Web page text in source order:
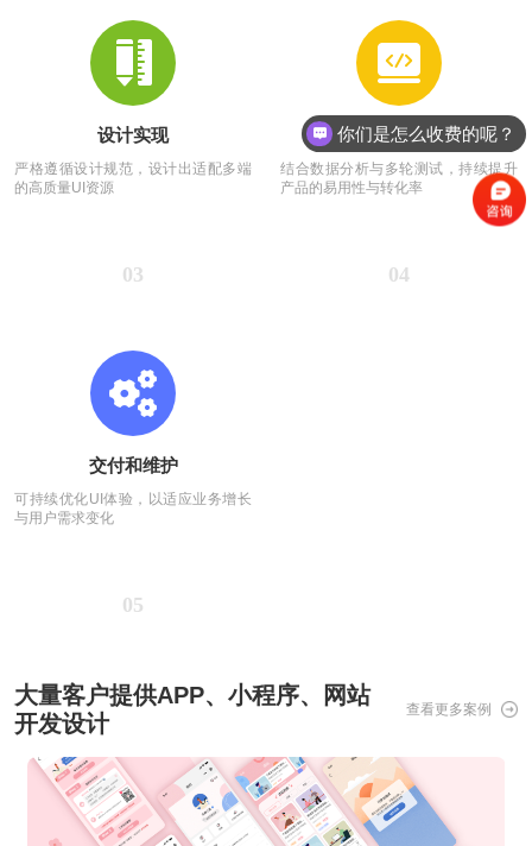
设计实现
严格遵循设计规范，设计出适配多端
的高质量UI资源
03
测试和优化
结合数据分析与多轮测试，持续提升
产品的易用性与转化率
04
交付和维护
可持续优化UI体验，以适应业务增长
与用户需求变化
05
大量客户提供APP、小程序、网站
开发设计
查看更多案例
你们是怎么收费的呢？